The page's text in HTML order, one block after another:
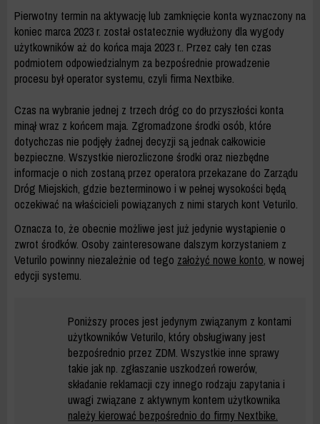
Pierwotny termin na aktywację lub zamknięcie konta wyznaczony na
koniec marca 2023 r. został ostatecznie wydłużony dla wygody
użytkowników aż do końca maja 2023 r.. Przez cały ten czas
podmiotem odpowiedzialnym za bezpośrednie prowadzenie
procesu był operator systemu, czyli firma Nextbike.
Czas na wybranie jednej z trzech dróg co do przyszłości konta
minął wraz z końcem maja. Zgromadzone środki osób, które
dotychczas nie podjęły żadnej decyzji są jednak całkowicie
bezpieczne. Wszystkie nierozliczone środki oraz niezbędne
informacje o nich zostaną przez operatora przekazane do Zarządu
Dróg Miejskich, gdzie bezterminowo i w pełnej wysokości będą
oczekiwać na właścicieli powiązanych z nimi starych kont Veturilo.
Oznacza to, że obecnie możliwe jest już jedynie wystąpienie o
zwrot środków. Osoby zainteresowane dalszym korzystaniem z
Veturilo powinny niezależnie od tego założyć nowe konto, w nowej
edycji systemu.
Poniższy proces jest jedynym związanym z kontami
użytkowników Veturilo, który obsługiwany jest
bezpośrednio przez ZDM. Wszystkie inne sprawy
takie jak np. zgłaszanie uszkodzeń rowerów,
składanie reklamacji czy innego rodzaju zapytania i
uwagi związane z aktywnym kontem użytkownika
należy kierować bezpośrednio do firmy Nextbike.